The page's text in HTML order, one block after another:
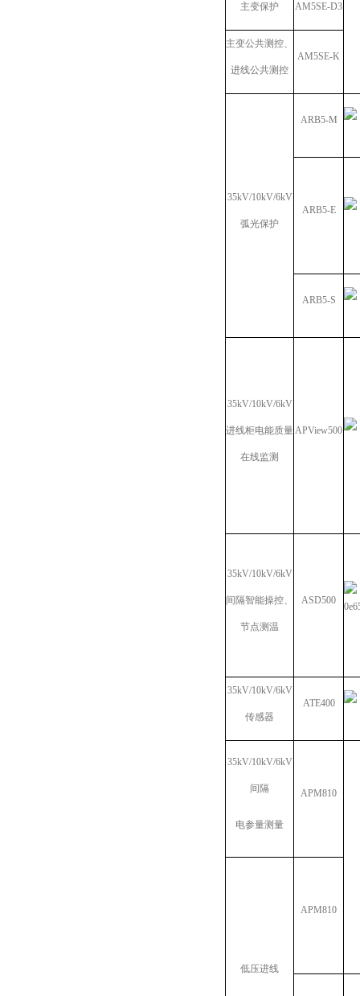
主变保护 AM5SE-D3
主变公共测控、
进线公共测控
AM5SE-K
35kV/10kV/6kV
弧光保护
ARB5-M
ARB5-E
ARB5-S
35kV/10kV/6kV
进线柜电能质量
在线监测
APView500
35kV/10kV/6kV
间隔智能操控、
节点测温
ASD500
35kV/10kV/6kV
传感器
ATE400
35kV/10kV/6kV
间隔
电参量测量
APM810
低压进线
APM810